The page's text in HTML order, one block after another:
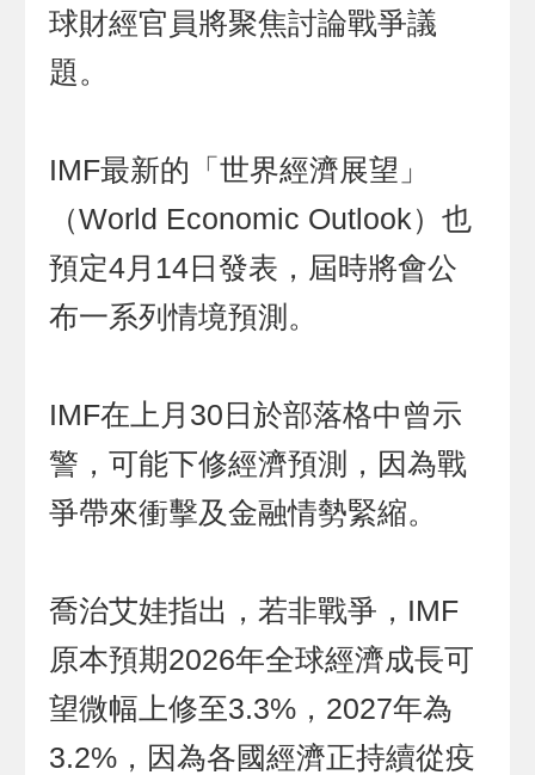
球財經官員將聚焦討論戰爭議
題。
IMF最新的「世界經濟展望」
（World Economic Outlook）也
預定4月14日發表，屆時將會公
布一系列情境預測。
IMF在上月30日於部落格中曾示
警，可能下修經濟預測，因為戰
爭帶來衝擊及金融情勢緊縮。
喬治艾娃指出，若非戰爭，IMF
原本預期2026年全球經濟成長可
望微幅上修至3.3%，2027年為
3.2%，因為各國經濟正持續從疫